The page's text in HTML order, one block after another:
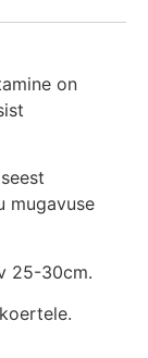
on
mugavuse
25-30cm.